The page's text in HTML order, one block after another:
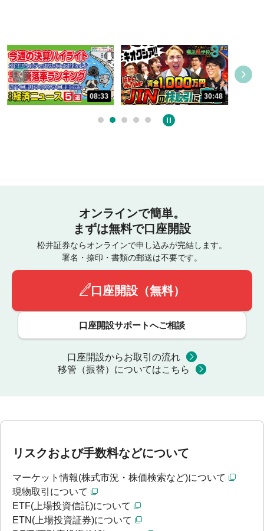
30:48
オンラインで簡単。
まずは無料で口座開設
松井証券ならオンラインで申し込みが完結します。
署名・捺印・書類の郵送は不要です。
口座開設（無料）
口座開設サポートへご相談
口座開設からお取引の流れ
移管（振替）についてはこちら
リスクおよび手数料などについて
マーケット情報(株式市況・株価検索など)について
現物取引について
ETF(上場投資信託)について
ETN(上場投資証券)について